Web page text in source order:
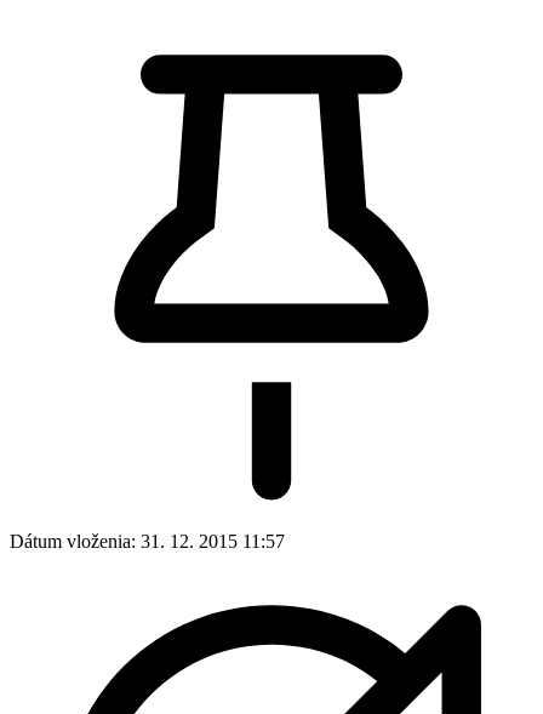
Dátum vloženia: 31. 12. 2015 11:57